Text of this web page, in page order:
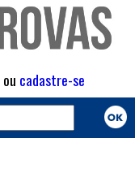
ou cadastre-se